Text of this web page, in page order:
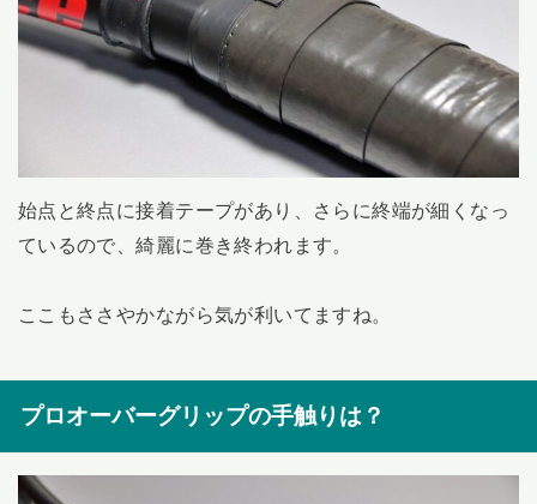
始点と終点に接着テープがあり、さらに終端が細くなっ
ているので、綺麗に巻き終われます。
ここもささやかながら気が利いてますね。
プロオーバーグリップの手触りは？